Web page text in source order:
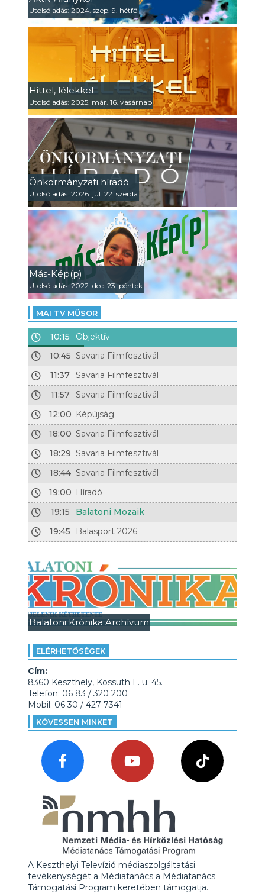
Utolsó adás: 2024. szep. 9. hétfő
Hittel, lélekkel
Utolsó adás: 2025. már. 16. vasárnap
Önkormányzati híradó
Utolsó adás: 2026. júl. 22. szerda
Más-Kép(p)
Utolsó adás: 2022. dec. 23. péntek
MAI TV MŰSOR
10:15
Objektív
10:45 Savaria Filmfesztivál
11:37 Savaria Filmfesztivál
11:57
Savaria Filmfesztivál
12:00 Képújság
18:00 Savaria Filmfesztivál
18:29 Savaria Filmfesztivál
18:44 Savaria Filmfesztivál
19:00 Híradó
19:15
Balatoni Mozaik
19:45
Balasport 2026
Balatoni Krónika Archívum
ELÉRHETŐSÉGEK
Cím:
8360 Keszthely, Kossuth L. u. 45.
Telefon: 06 83 / 320 200
Mobil: 06 30 / 427 7341
KÖVESSEN MINKET
A Keszthelyi Televízió médiaszolgáltatási
tevékenységét a Médiatanács a Médiatanács
Támogatási Program keretében támogatja.